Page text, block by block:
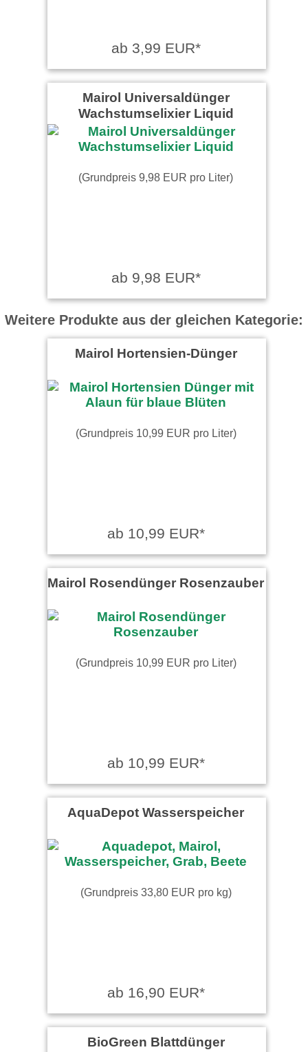
ab 3,99 EUR*
Mairol Universaldünger
Wachstumselixier Liquid
(Grundpreis 9,98 EUR pro Liter)
ab 9,98 EUR*
Weitere Produkte aus der gleichen Kategorie:
Mairol Hortensien-Dünger
(Grundpreis 10,99 EUR pro Liter)
ab 10,99 EUR*
Mairol Rosendünger Rosenzauber
(Grundpreis 10,99 EUR pro Liter)
ab 10,99 EUR*
AquaDepot Wasserspeicher
(Grundpreis 33,80 EUR pro kg)
ab 16,90 EUR*
BioGreen Blattdünger